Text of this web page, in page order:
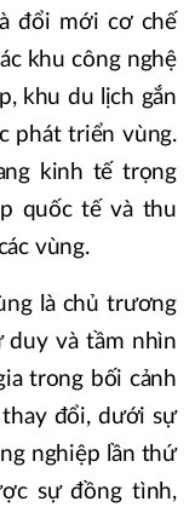
đổi mới cơ chế
khu công nghệ
khu du lịch gắn
phát triển vùng.
kinh tế trọng
quốc tế và thu
vùng.
là chủ trương
duy và tầm nhìn
trong bối cảnh
đổi, dưới sự
nghiệp lần thứ
sự đồng tình,